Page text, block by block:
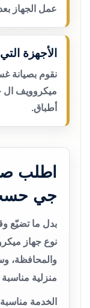
عمل الجهاز
الأجهزة
نقوم بصيانة
ميكروويف ال
أطباق.
اطلب
جي حسب
بدل ما تضيّع
نوع جهاز
والمحافظة،
منزلية
الخدمة